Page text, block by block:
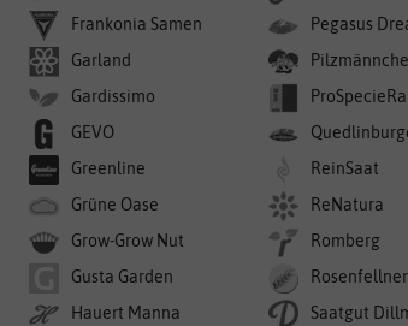
Frankonia Samen
Garland
Gardissimo
GEVO
Greenline
Grüne Oase
Grow-Grow Nut
Gusta Garden
Hauert Manna
Pegasus
ReinSaat
ReNatura
Romberg
Saatgut